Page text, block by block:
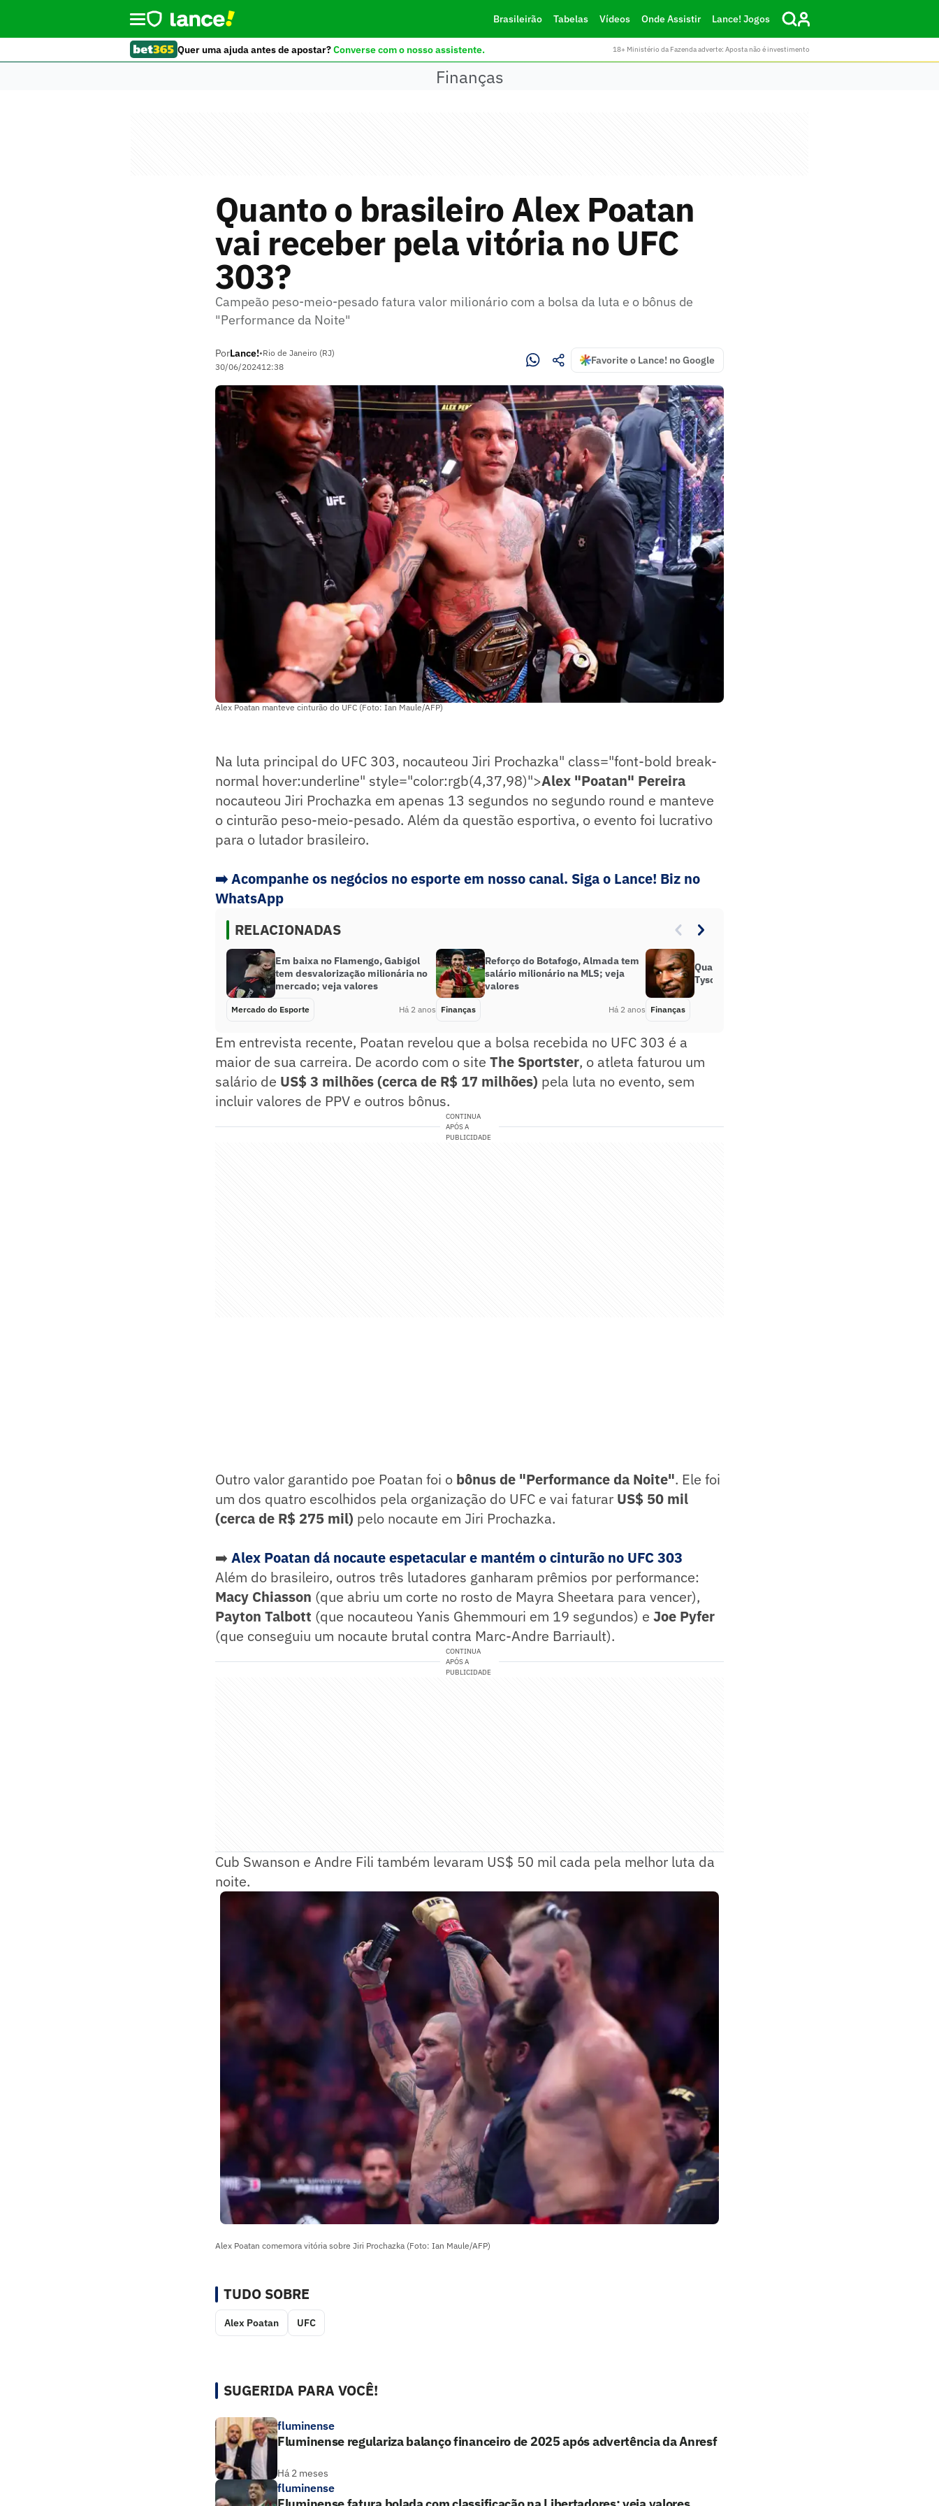
Brasileirão Tabelas Vídeos Onde Assistir Lance! Jogos
Quer uma ajuda antes de apostar?Converse com o nosso assistente. 18+ Ministério da Fazenda adverte: Aposta não é investimento
Finanças
Quanto o brasileiro Alex Poatan
vai receber pela vitória no UFC
303?
Campeão peso-meio-pesado fatura valor milionário com a bolsa da luta e o bônus de
"Performance da Noite"
PorLance!•Rio de Janeiro (RJ)
30/06/202412:38
Favorite o Lance! no Google
Alex Poatan manteve cinturão do UFC (Foto: Ian Maule/AFP)
Na luta principal do UFC 303, nocauteou Jiri Prochazka" class="font-bold break-
normal hover:underline" style="color:rgb(4,37,98)">Alex "Poatan" Pereira
nocauteou Jiri Prochazka em apenas 13 segundos no segundo round e manteve
o cinturão peso-meio-pesado. Além da questão esportiva, o evento foi lucrativo
para o lutador brasileiro.
➡️Acompanhe os negócios no esporte em nosso canal. Siga o Lance! Biz no
WhatsApp
RELACIONADAS
Em baixa no Flamengo, Gabigol
tem desvalorização milionária no
mercado; veja valores
Mercado do Esporte Há 2 anos
Reforço do Botafogo, Almada tem
salário milionário na MLS; veja
valores
Finanças Há 2 anos
Qual o tamanho da fortuna de Mike
Tyson, lenda do boxe?
Finanças
Em entrevista recente, Poatan revelou que a bolsa recebida no UFC 303 é a
maior de sua carreira. De acordo com o site The Sportster, o atleta faturou um
salário de US$ 3 milhões (cerca de R$ 17 milhões) pela luta no evento, sem
incluir valores de PPV e outros bônus.
CONTINUA
APÓS A
PUBLICIDADE
Outro valor garantido poe Poatan foi o bônus de "Performance da Noite". Ele foi
um dos quatro escolhidos pela organização do UFC e vai faturar US$ 50 mil
(cerca de R$ 275 mil) pelo nocaute em Jiri Prochazka.
➡️ Alex Poatan dá nocaute espetacular e mantém o cinturão no UFC 303
Além do brasileiro, outros três lutadores ganharam prêmios por performance:
Macy Chiasson (que abriu um corte no rosto de Mayra Sheetara para vencer),
Payton Talbott (que nocauteou Yanis Ghemmouri em 19 segundos) e Joe Pyfer
(que conseguiu um nocaute brutal contra Marc-Andre Barriault).
CONTINUA
APÓS A
PUBLICIDADE
Cub Swanson e Andre Fili também levaram US$ 50 mil cada pela melhor luta da
noite.
Alex Poatan comemora vitória sobre Jiri Prochazka (Foto: Ian Maule/AFP)
TUDO SOBRE
Alex Poatan UFC
SUGERIDA PARA VOCÊ!
fluminense
Fluminense regulariza balanço financeiro de 2025 após advertência da Anresf
Há 2 meses
fluminense